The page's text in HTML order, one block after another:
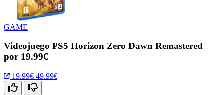
GAME
Videojuego PS5 Horizon Zero Dawn Remastered
por 19.99€
19.99€ 49.99€